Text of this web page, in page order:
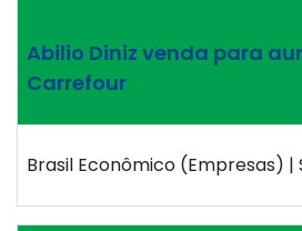
Abilio Diniz venda para
Carrefour
Brasil Econômico (Empresas) |